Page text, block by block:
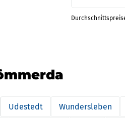
Udestedt Wundersleben